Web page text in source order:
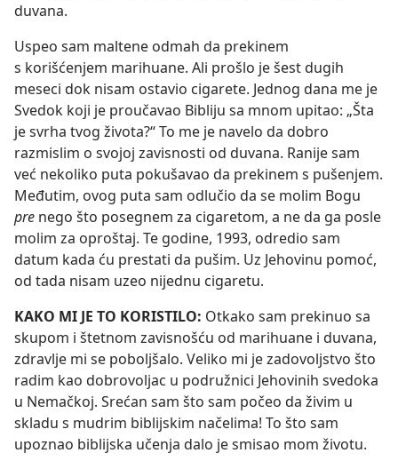
duvana.
Uspeo sam maltene odmah da prekinem
s korišćenjem marihuane. Ali prošlo je šest dugih
meseci dok nisam ostavio cigarete. Jednog dana me je
Svedok koji je proučavao Bibliju sa mnom upitao: „Šta
je svrha tvog života?“ To me je navelo da dobro
razmislim o svojoj zavisnosti od duvana. Ranije sam
već nekoliko puta pokušavao da prekinem s pušenjem.
Međutim, ovog puta sam odlučio da se molim Bogu
pre nego što posegnem za cigaretom, a ne da ga posle
molim za oproštaj. Te godine, 1993, odredio sam
datum kada ću prestati da pušim. Uz Jehovinu pomoć,
od tada nisam uzeo nijednu cigaretu.
KAKO MI JE TO KORISTILO: Otkako sam prekinuo sa
skupom i štetnom zavisnošću od marihuane i duvana,
zdravlje mi se poboljšalo. Veliko mi je zadovoljstvo što
radim kao dobrovoljac u podružnici Jehovinih svedoka
u Nemačkoj. Srećan sam što sam počeo da živim u
skladu s mudrim biblijskim načelima! To što sam
upoznao biblijska učenja dalo je smisao mom životu.